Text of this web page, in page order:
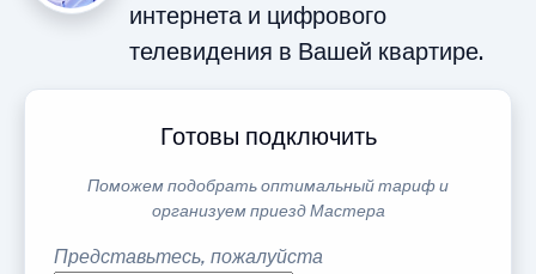
интернета и цифрового
телевидения в Вашей квартире.
Готовы подключить
Поможем подобрать оптимальный тариф и
организуем приезд Мастера
Представьтесь, пожалуйста